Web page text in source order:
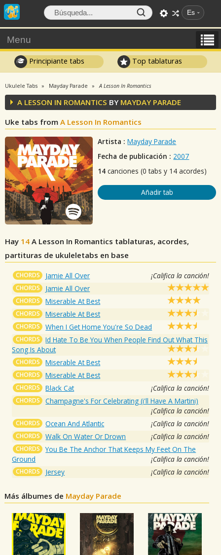
Es
Menu
Principiante tabs Top tablaturas
Ukulele Tabs Mayday Parade A Lesson In Romantics
A LESSON IN ROMANTICS BY MAYDAY PARADE
Uke tabs from A Lesson In Romantics
Artista : Mayday Parade
Fecha de publicación : 2007
14 canciones (0 tabs y 14 acordes)
Añadir tab
Hay 14 A Lesson In Romantics tablaturas, acordes,
partituras de ukuleletabs en base
CHORDS Jamie All Over ¡Califica la canción!
CHORDS Jamie All Over
CHORDS Miserable At Best
CHORDS Miserable At Best
CHORDS When I Get Home You're So Dead
CHORDS
Id Hate To Be You When People Find Out What This
Song Is About
CHORDS Miserable At Best
CHORDS Miserable At Best
CHORDS Black Cat ¡Califica la canción!
CHORDS
Champagne's For Celebrating (i'll Have A Martini)
¡Califica la canción!
CHORDS Ocean And Atlantic ¡Califica la canción!
CHORDS Walk On Water Or Drown ¡Califica la canción!
CHORDS
You Be The Anchor That Keeps My Feet On The
Ground
¡Califica la canción!
CHORDS Jersey ¡Califica la canción!
Más álbumes de Mayday Parade